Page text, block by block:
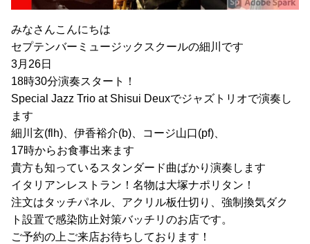
みなさんこんにちは
セプテンバーミュージックスクールの細川です
3月26日
18時30分演奏スタート！
Special Jazz Trio at Shisui Deuxでジャズトリオで演奏し
ます
細川玄(flh)、伊香裕介(b)、コージ山口(pf)、
17時からお食事出来ます
貴方も知っているスタンダード曲ばかり演奏します
イタリアンレストラン！名物は大塚ナポリタン！
注文はタッチパネル、アクリル板仕切り、強制換気ダク
ト設置で感染防止対策バッチリのお店です。
ご予約の上ご来店お待ちしております！